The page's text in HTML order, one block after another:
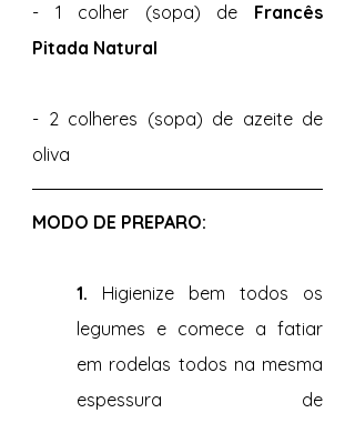
- 1 colher (sopa) de Francês
Pitada Natural
- 2 colheres (sopa) de azeite de
oliva
MODO DE PREPARO:
1. Higienize bem todos os
legumes e comece a fatiar
em rodelas todos na mesma
espessura de